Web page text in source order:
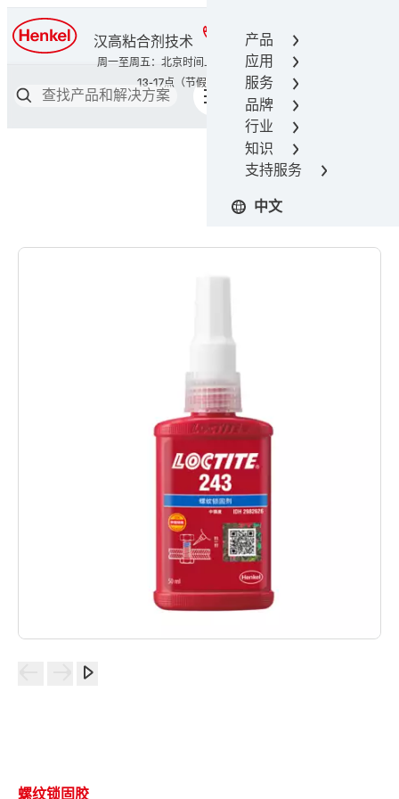
产品
应用
服务
品牌
行业
知识
支持服务
中文
汉高粘合剂技术 400-666-7306
螺纹锁固胶